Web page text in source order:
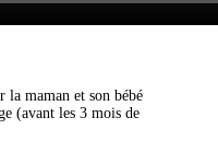
maman et son bébé
(avant les 3 mois de